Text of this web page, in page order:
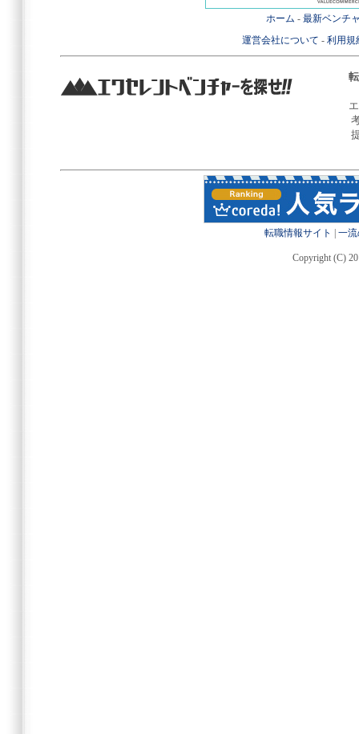
ホーム - 最新ベンチ
運営会社について - 利用規
転職情報サイト 一
Copyright (C)